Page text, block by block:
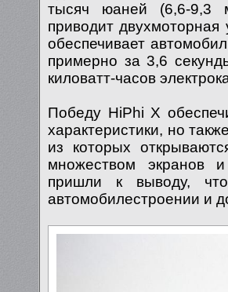
тысяч юаней (6,6-9,3
приводит
обеспечивает
примерно за 3,6
киловатт-часов
Победу HiPhi X
характеристики, но
из которых
множеством экранов
пришли к выводу,
автомобилестроении и